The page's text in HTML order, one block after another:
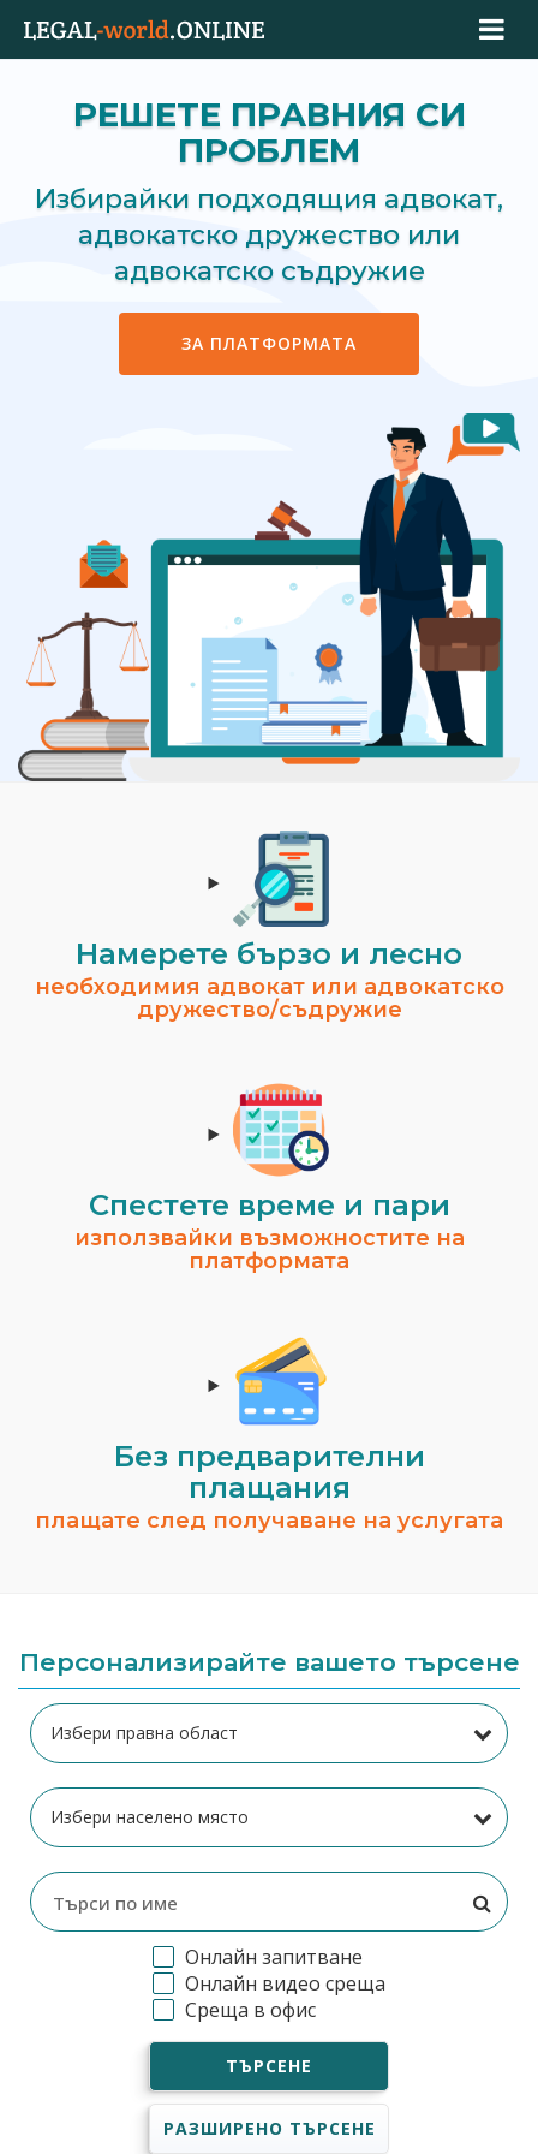
РЕШЕТЕ ПРАВНИЯ СИ
ПРОБЛЕМ
Избирайки подходящия адвокат,
адвокатско дружество или
адвокатско съдружие
ЗА ПЛАТФОРМАТА
Намерете бързо и лесно
необходимия адвокат или адвокатско
дружество/съдружие
Спестeте време и пари
използвайки възможностите на
платформата
Без предварителни
плащания
плащате след получаване на услугата
Персонализирайте вашето търсене
Онлайн запитване
Онлайн видео среща
Среща в офис
ТЪРСЕНЕ
РАЗШИРЕНО ТЪРСЕНЕ